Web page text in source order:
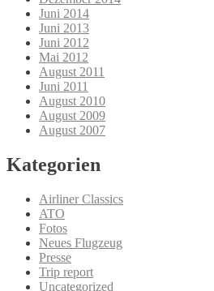
Juni 2014
Juni 2013
Juni 2012
Mai 2012
August 2011
Juni 2011
August 2010
August 2009
August 2007
Kategorien
Airliner Classics
ATO
Fotos
Neues Flugzeug
Presse
Trip report
Uncategorized